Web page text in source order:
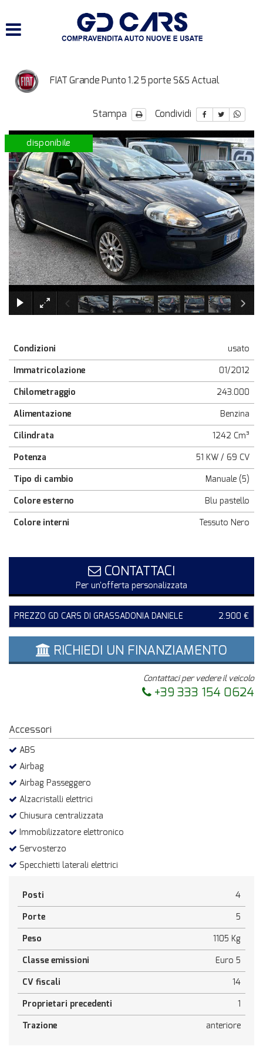
SERVIZI
VEICOLI COMMERCIALI
CONTATTI
FIAT Grande Punto 1.2 5 porte S&S Actual
Stampa Condividi
disponibile
×
1 12
Condizioni
usato
Immatricolazione
01/2012
Chilometraggio
243.000
Alimentazione
Benzina
Cilindrata
1242 Cm³
Potenza
51 KW / 69 CV
Tipo di cambio
Manuale (5)
Colore esterno
Blu pastello
Colore interni
Tessuto Nero
CONTATTACI
Per un'offerta personalizzata
PREZZO GD CARS DI GRASSADONIA DANIELE 2.900 €
RICHIEDI UN FINANZIAMENTO
Contattaci per vedere il veicolo
+39 333 154 0624
Accessori
ABS
Airbag
Airbag Passeggero
Alzacristalli elettrici
Chiusura centralizzata
Immobilizzatore elettronico
Servosterzo
Specchietti laterali elettrici
Posti
4
Porte
5
Peso
1105 Kg
Classe emissioni
Euro 5
CV fiscali
14
Proprietari precedenti
1
Trazione
anteriore